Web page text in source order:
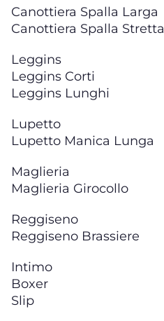
Canottiera Spalla Larga
Canottiera Spalla Stretta
Leggins
Leggins Corti
Leggins Lunghi
Lupetto
Lupetto Manica Lunga
Maglieria
Maglieria Girocollo
Reggiseno
Reggiseno Brassiere
Intimo
Boxer
Slip